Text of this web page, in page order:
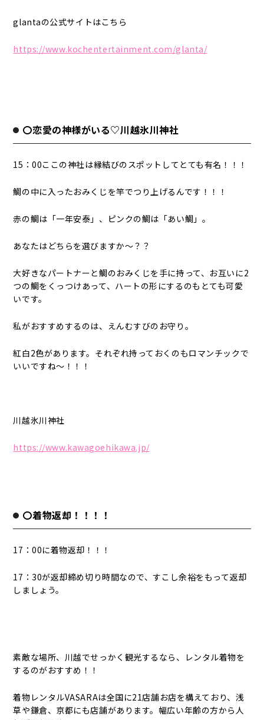
glantaの公式サイトはこちら
https://www.kochentertainment.com/glanta/
〇恋愛の神様がいる♡川越氷川神社
15：00ここの神社は縁結びのスポットしてとても有名！！！
鯛の中に入ったおみくじを竿でつり上げるんです！！！
赤の鯛は「一年安泰」、ピンクの鯛は「あい鯛」。
あなたはどちらを選びますか～？？
大好きなパートナーと鯛のおみくじを手に持って、お互いに2
つの鯛をくっつけあって、ハートの形にするのもとても可愛
いです。
私がおすすめするのは、えんむすびのお守り。
紅白2色があります。それぞれ持っておくのもロマンチックで
いいですね～！！！
川越氷川神社
https://www.kawagoehikawa.jp/
〇着物返却！！！！
17：00に着物返却！！！
17：30が返却締め切り時間なので、すこし余裕をもって返却
しましょう。
素敵な場所、川越でせっかく観光するなら、レンタル着物を
するのがおすすめ！！
着物レンタルVASARAは全国に21店舗お店を構えており、浅
草や鎌倉、京都にも店舗があります。幅広い年齢の方から人